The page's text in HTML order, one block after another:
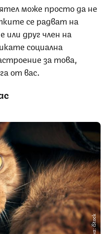
може просто да не
се радват на
или друг член на
социална
за това,
от вас.